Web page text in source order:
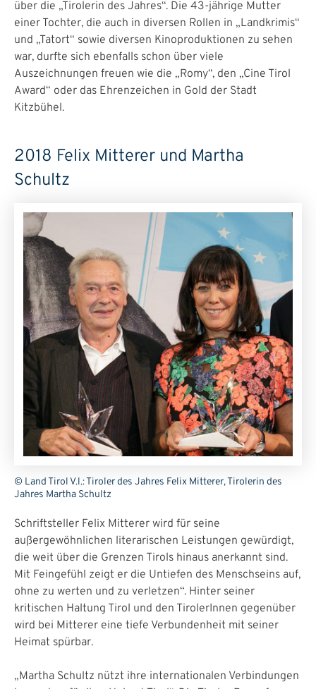
über die „Tirolerin des Jahres“. Die 43-jährige Mutter
einer Tochter, die auch in diversen Rollen in „Landkrimis“
und „Tatort“ sowie diversen Kinoproduktionen zu sehen
war, durfte sich ebenfalls schon über viele
Auszeichnungen freuen wie die „Romy“, den „Cine Tirol
Award“ oder das Ehrenzeichen in Gold der Stadt
Kitzbühel.
2018 Felix Mitterer und Martha
Schultz
© Land Tirol V.l.: Tiroler des Jahres Felix Mitterer, Tirolerin des
Jahres Martha Schultz
Schriftsteller Felix Mitterer wird für seine
außergewöhnlichen literarischen Leistungen gewürdigt,
die weit über die Grenzen Tirols hinaus anerkannt sind.
Mit Feingefühl zeigt er die Untiefen des Menschseins auf,
ohne zu werten und zu verletzen“. Hinter seiner
kritischen Haltung Tirol und den TirolerInnen gegenüber
wird bei Mitterer eine tiefe Verbundenheit mit seiner
Heimat spürbar.
„Martha Schultz nützt ihre internationalen Verbindungen